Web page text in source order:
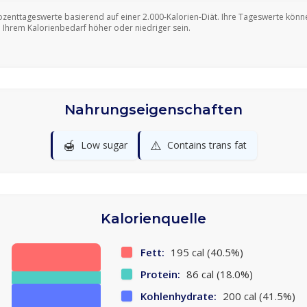
basierend auf einer 2.000-Kalorien-Diät. Ihre Tageswerte
Ihrem Kalorienbedarf höher oder niedriger sein.
Nahrungseigenschaften
🍯 Low sugar ⚠️ Contains trans fat
Kalorienquelle
Fett: 195 cal (40.5%)
Protein: 86 cal (18.0%)
Kohlenhydrate: 200 cal (41.5%)